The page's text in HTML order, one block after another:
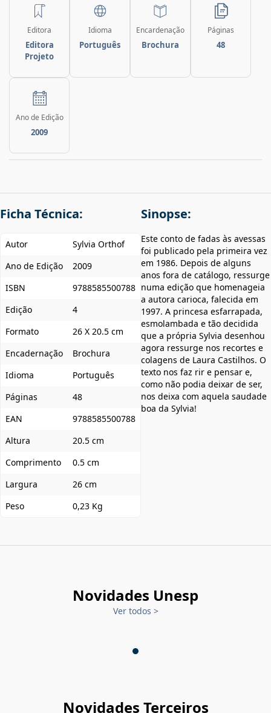
Editora
Editora
Projeto
Idioma
Português
Encardenação
Brochura
Páginas
48
Ano de Edição
2009
Ficha Técnica:
Autor
Sylvia Orthof
Ano de Edição
2009
ISBN
9788585500788
Edição
4
Formato
26 X 20.5 cm
Encadernação
Brochura
Idioma
Português
Páginas
48
EAN
9788585500788
Altura
20.5 cm
Comprimento
0.5 cm
Largura
26 cm
Peso
0,23 Kg
Sinopse:
Este conto de fadas às avessas
foi publicado pela primeira vez
em 1986. Depois de alguns
anos fora de catálogo, ressurge
numa edição que homenageia
a autora carioca, falecida em
1997. A princesa esfarrapada,
esmolambada e tão decidida
que a própria Sylvia desenhou
agora ressurge nos recortes e
colagens de Laura Castilhos. O
texto nos faz rir e pensar e,
como não podia deixar de ser,
nos deixa com aquela saudade
boa da Sylvia!
Novidades Unesp
Ver todos >
Novidades Terceiros